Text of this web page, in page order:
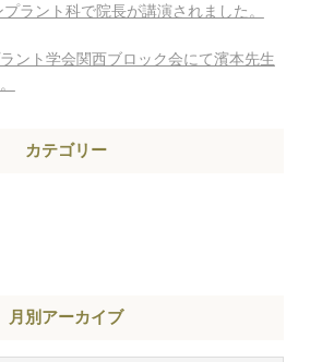
ラント科で院長が講演されました。
ント学会関西ブロック会にて濱本先生
カテゴリー
月別アーカイブ